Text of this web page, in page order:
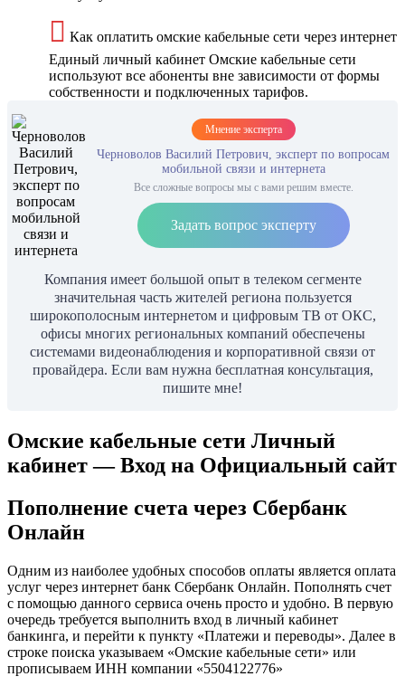
Как оплатить омские кабельные сети через интернет
Единый личный кабинет Омские кабельные сети
используют все абоненты вне зависимости от формы
собственности и подключенных тарифов.
Мнение эксперта
Черноволов Василий Петрович, эксперт по вопросам
мобильной связи и интернета
Все сложные вопросы мы с вами решим вместе.
Задать вопрос эксперту
Компания имеет большой опыт в телеком сегменте
значительная часть жителей региона пользуется
широкополосным интернетом и цифровым ТВ от ОКС,
офисы многих региональных компаний обеспечены
системами видеонаблюдения и корпоративной связи от
провайдера. Если вам нужна бесплатная консультация,
пишите мне!
Омские кабельные сети Личный
кабинет — Вход на Официальный сайт
Пополнение счета через Сбербанк
Онлайн
Одним из наиболее удобных способов оплаты является оплата
услуг через интернет банк Сбербанк Онлайн. Пополнять счет
с помощью данного сервиса очень просто и удобно. В первую
очередь требуется выполнить вход в личный кабинет
банкинга, и перейти к пункту «Платежи и переводы». Далее в
строке поиска указываем «Омские кабельные сети» или
прописываем ИНН компании «5504122776»